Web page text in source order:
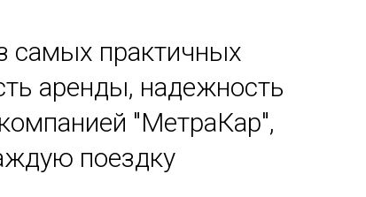
самых практичных
аренды, надежность
"МетраКар",
поездку